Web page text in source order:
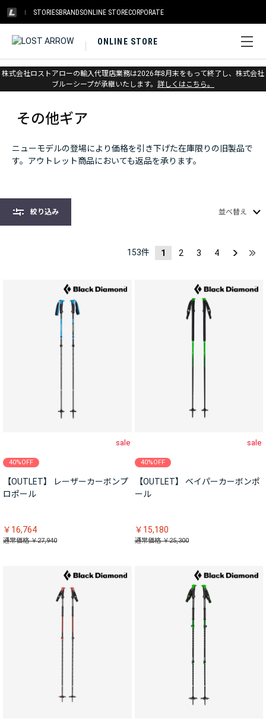
STORIESBRANDSONLINE STORECORPORATE
ONLINE STORE
株式会社ロストアローの輸入代理店業務は2026年8月末をもって終了し、株式会社
ブルーシープが承継いたします。 詳しくはこちら。
ホーム > アウトレット > その他ギア
その他ギア
ニューモデルの登場により価格を引き下げた在庫限りの旧製品で
す。アウトレット商品においても返品を承ります。
絞り込み 並べ替え
153件 1 2 3 4
sale
40%OFF
【OUTLET】 レーザーカーボンプ
ロポール
￥16,764
通常価格 ￥27,940
sale
40%OFF
【OUTLET】 ベイパーカーボンポ
ール
￥15,180
通常価格 ￥25,300